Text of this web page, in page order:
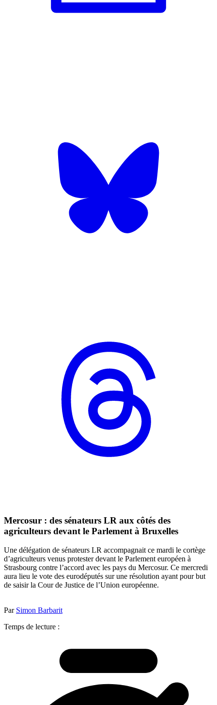
Mercosur : des sénateurs LR aux côtés des
agriculteurs devant le Parlement à Bruxelles
Une délégation de sénateurs LR accompagnait ce mardi le cortège
d’agriculteurs venus protester devant le Parlement européen à
Strasbourg contre l’accord avec les pays du Mercosur. Ce mercredi
aura lieu le vote des eurodéputés sur une résolution ayant pour but
de saisir la Cour de Justice de l’Union européenne.
Par Simon Barbarit
Temps de lecture :